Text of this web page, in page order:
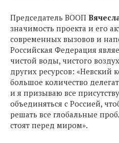
Председатель ВООП
значимость проекта и его
современных вызовов и
Российская Федерация
чистой воды, чистого
других ресурсов: «Невский
большое количество
и я призываю все
объединяться с Россией,
решать все глобальные
стоят перед миром».